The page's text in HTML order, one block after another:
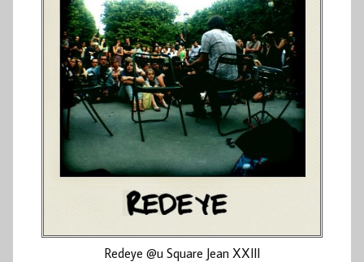
Redeye @u Square Jean XXIII